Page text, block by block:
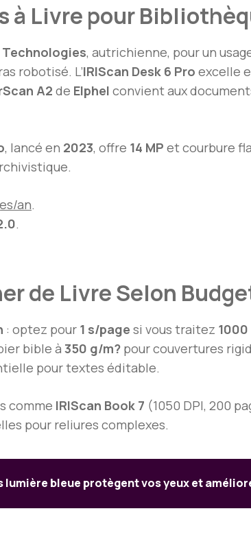
à Livre pour
Technologies, autrichienne, pour un
robotisé. L’IRIScan Desk 6 Pro excelle
A2 de Elphel convient aux
, lancé en 2023, offre 14 MP et courbure
an.
.
de Livre Selon
: optez pour 1 s/page si vous traitez
bible à 350 g/m? pour couvertures
pour textes éditable.
comme IRIScan Book 7 (1050 DPI, 200
pour reliures complexes.
lumière bleue protègent vos yeux et